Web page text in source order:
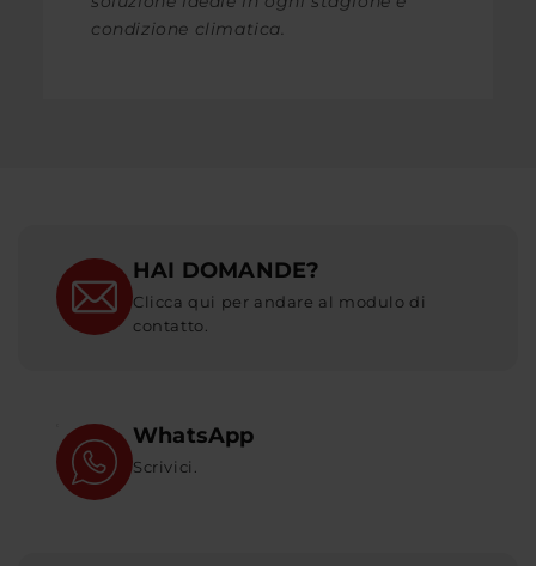
condizione climatica.
HAI DOMANDE?
Clicca qui per andare al modulo di
contatto.
WhatsApp
Scrivici.